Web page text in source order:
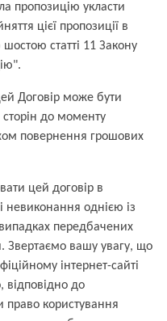
пропозицію укласти
цієї пропозиції в
статті 11 Закону
Договір може бути
до моменту
повернення грошових
цей договір в
невиконання однією із
передбачених
Звертаємо вашу увагу, що
інтернет-сайті
до
право користування